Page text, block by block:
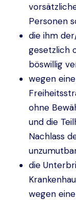
Personen
die ihm
gesetzlich
böswillig
wegen
ohne
und die
Nachlass
die
wegen